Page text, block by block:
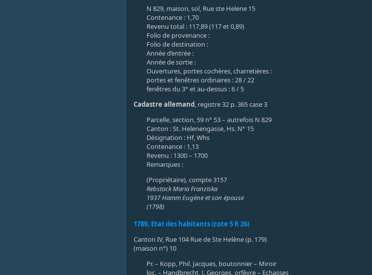
N 829, maison, sol, Rue ste Helene 15
Contenance : 1,70
Revenu total : 117,89 (117 et 0,89)
Folio de provenance :
Folio de destination :
Année d’entrée :
Année de sortie :
Ouvertures, portes cochères, charretières :
portes et fenêtres ordinaires : 28 / 22
fenêtres du 3° et au-dessus : 6 / 5
Cadastre allemand, registre 32 p. 365 case 3
Parcelle, section, 59 n° 53 – autrefois N 829
Canton : St. Helenengasse, Hs. N° 15
Désignation : Hf, Whs
Contenance : 1,13
Revenu : 1300 – 1700
Remarques :
(Propriétaire), compte 3157
Rebstock Maria Franziska
1937 Hamm Eugène et son épouse
(1798)
1789, Etat des habitants (cote 5 R 26)
Canton IV, Rue 104 Rue de Ste Helène (p. 179)
(maison n°) 10
Pr. – Kopp, Phil. Jacques, boutonnier – Miroir
loc. – Handbrecht, J. Georges, orfèvre – Echasses